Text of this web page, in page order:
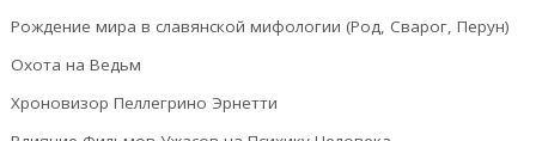
Рождение мира в славянской мифологии (Род, Сварог, Перун)
Охота на Ведьм
Хроновизор Пеллегрино Эрнетти